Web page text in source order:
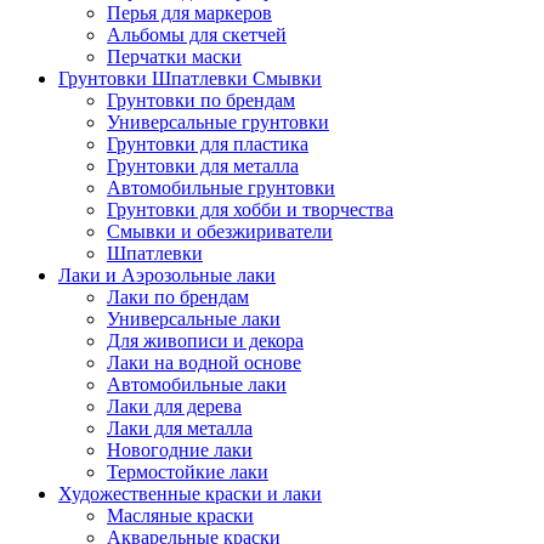
Перья для маркеров
Альбомы для скетчей
Перчатки маски
Грунтовки Шпатлевки Смывки
Грунтовки по брендам
Универсальные грунтовки
Грунтовки для пластика
Грунтовки для металла
Автомобильные грунтовки
Грунтовки для хобби и творчества
Смывки и обезжириватели
Шпатлевки
Лаки и Аэрозольные лаки
Лаки по брендам
Универсальные лаки
Для живописи и декора
Лаки на водной основе
Автомобильные лаки
Лаки для дерева
Лаки для металла
Новогодние лаки
Термостойкие лаки
Художественные краски и лаки
Масляные краски
Акварельные краски